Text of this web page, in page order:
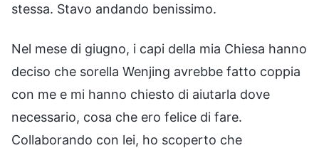
stessa. Stavo andando benissimo.
Nel mese di giugno, i capi della mia Chiesa hanno
deciso che sorella Wenjing avrebbe fatto coppia
con me e mi hanno chiesto di aiutarla dove
necessario, cosa che ero felice di fare.
Collaborando con lei, ho scoperto che